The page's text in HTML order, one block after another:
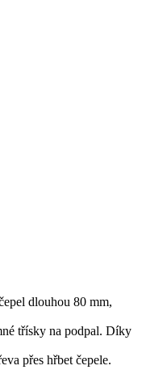
dlouhou 80 mm,
třísky na podpal. Díky
přes hřbet čepele.